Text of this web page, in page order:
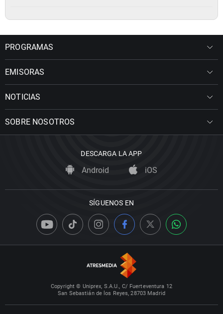
PROGRAMAS
EMISORAS
NOTICIAS
SOBRE NOSOTROS
DESCARGA LA APP
Android iOS
SÍGUENOS EN
Copyright © Uniprex, S.A.U., C/ Fuerteventura 12
San Sebastián de los Reyes, 28703 Madrid